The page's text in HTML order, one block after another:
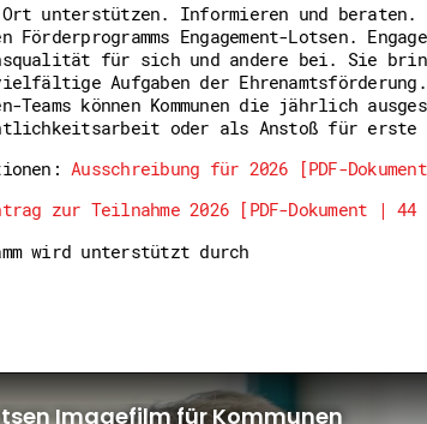
GEMA-
Di@-
Suche
unterstützen. Informieren und beraten.
Engagement-Lotsen.
für sich und andere bei. Sie
vielfältige Aufgaben der Ehrenamtsförderung.
Teams können Kommunen die jährlich
oder als Anstoß für erste
Ausschreibung für 2026 [PDF-
zur Teilnahme 2026 [PDF-Dokument | 44
wird unterstützt durch